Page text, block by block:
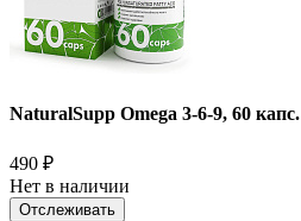
NaturalSupp Omega 3-6-9, 60 капс.
490 ₽
Нет в наличии
Отслеживать